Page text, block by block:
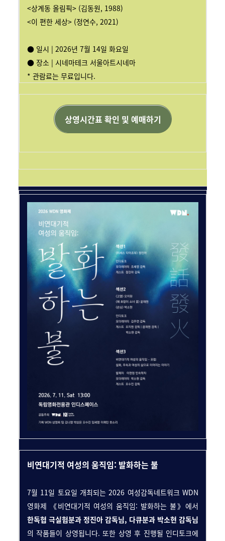
<상계동 올림픽> (김동원, 1988)
<이 편한 세상> (정연수, 2021)
● 일시 | 2026년 7월 14일 화요일
● 장소 | 시네마테크 서울아트시네마
* 관람료는 무료입니다.
상영시간표 확인 및 예매하기
비연대기적 여성의 움직임: 발화하는 불
7월 11일 토요일 개최되는 2026 여성감독네트워크 WDN
영화제 《비연대기적 여성의 움직임: 발화하는 불》에서
한독협 극실험분과 정진아 감독님, 다큐분과 박소현 감독님
의 작품들이 상영됩니다. 또한 상영 후 진행될 인디토크에